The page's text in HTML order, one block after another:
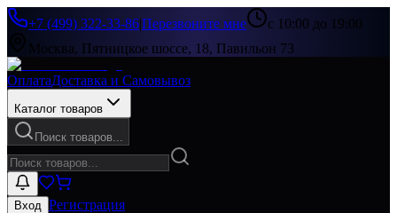
+7 (499) 322-33-86|Перезвоните мне
с 10:00 до 19:00
Москва, Пятницкое шоссе, 18, Павильон 73
ОплатаДоставка и Самовывоз
Каталог товаров
Поиск товаров...
Вход Регистрация